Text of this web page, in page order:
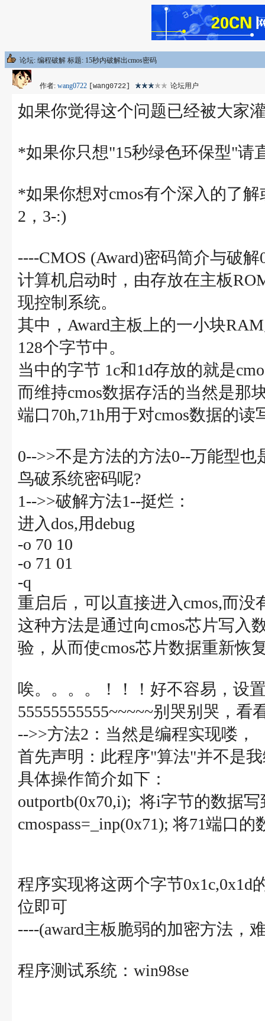
论坛: 编程破解 标题: 15秒内破解出cmos密码
作者: wang0722 [wang0722] 论坛用户
如果你觉得这个问题已经被大家
*如果你只想"15秒绿色环保型"请
*如果你想对cmos有个深入的了
2，3-:)
----CMOS (Award)密码简介与破解
计算机启动时，由存放在主板
现控制系统。
其中，Award主板上的一小块
128个字节中。
当中的字节 1c和1d存放的就是
而维持cmos数据存活的当然是那
端口70h,71h用于对cmos数据的读
0-->>不是方法的方法0--万能型
鸟破系统密码呢?
1-->>破解方法1--挺烂：
进入dos,用debug
-o 70 10
-o 71 01
-q
重启后，可以直接进入cmos,而没
这种方法是通过向cmos芯片写入
验，从而使cmos芯片数据重新恢
唉。。。。！！！好不容易，设
55555555555~~~~~别哭别哭，
-->>方法2：当然是编程实现喽，
首先声明：此程序"算法"并不是
具体操作简介如下：
outportb(0x70,i); 将i字节的数据写
cmospass=_inp(0x71); 将71端口
程序实现将这两个字节0x1c,0x1d
位即可
----(award主板脆弱的加密方法，
程序测试系统：win98se